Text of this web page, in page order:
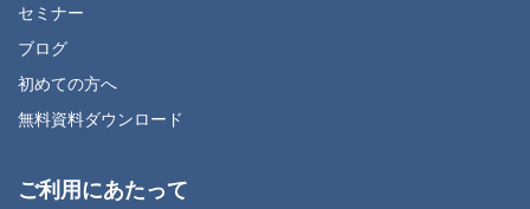
セミナー
ブログ
初めての方へ
無料資料ダウンロード
ご利用にあたって